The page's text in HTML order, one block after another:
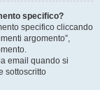
specifico?
specifico cliccando
argomento”,
email quando si
sottoscritto